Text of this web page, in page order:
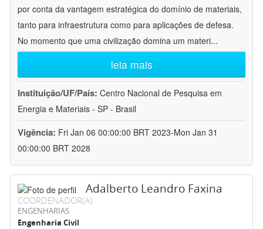
por conta da vantagem estratégica do domínio de materiais,
tanto para infraestrutura como para aplicações de defesa.
No momento que uma civilização domina um materi...
leia mais
Instituição/UF/País: Centro Nacional de Pesquisa em
Energia e Materiais - SP - Brasil
Vigência: Fri Jan 06 00:00:00 BRT 2023-Mon Jan 31
00:00:00 BRT 2028
Adalberto Leandro Faxina
COORDENADOR(A)
ENGENHARIAS
Engenharia Civil